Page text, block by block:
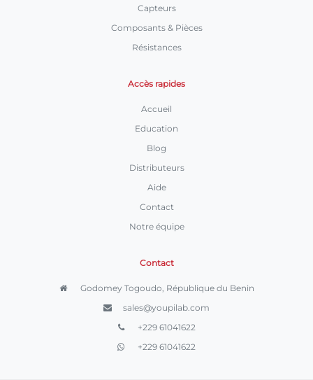
Capteurs
Composants & Pièces
Résistances
Accès rapides
Accueil
Education
Blog
Distributeurs
Aide
Contact
Notre équipe
Contact
Godomey Togoudo, République du Benin
sales@youpilab.com
+229 61041622
+229 61041622